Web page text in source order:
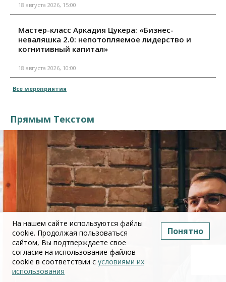
18 августа 2026, 15:00
Мастер-класс Аркадия Цукера: «Бизнес-
неваляшка 2.0: непотопляемое лидерство и
когнитивный капитал»
18 августа 2026, 10:00
Все мероприятия
Прямым Текстом
На нашем сайте используются файлы
cookie. Продолжая пользоваться
сайтом, Вы подтверждаете свое
согласие на использование файлов
cookie в соответствии с условиями их
использования
Понятно